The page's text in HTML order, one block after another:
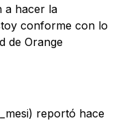
a hacer la
conforme con lo
de Orange
reportó hace